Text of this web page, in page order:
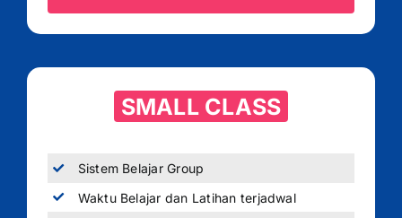
SMALL CLASS
Sistem Belajar Group
Waktu Belajar dan Latihan terjadwal